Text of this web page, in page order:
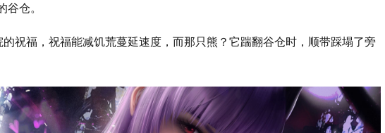
仓。
祝福，祝福能减饥荒蔓延速度，而那只熊？它踹翻谷仓时，顺带踩塌了旁